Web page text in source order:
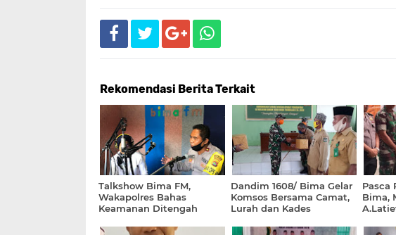
Rekomendasi Berita Terkait
Talkshow Bima FM,
Wakapolres Bahas
Keamanan Ditengah
New Normal
Dandim 1608/ Bima Gelar
Komsos Bersama Camat,
Lurah dan Kades
Pasca
Bima,